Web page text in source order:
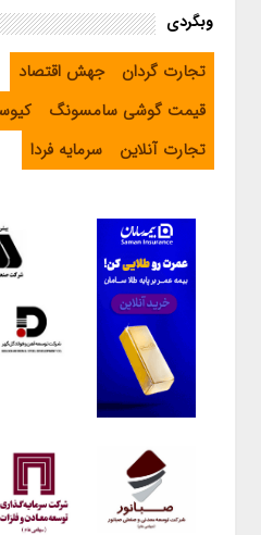
وبگردی
تجارت گردان
جهش اقتصاد
قیمت گوشی سامسونگ
تجارت آنلاین
سرمایه فردا